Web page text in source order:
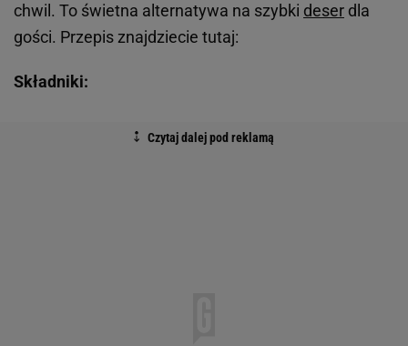
chwil. To świetna alternatywa na szybki deser dla
gości. Przepis znajdziecie tutaj:
Składniki: